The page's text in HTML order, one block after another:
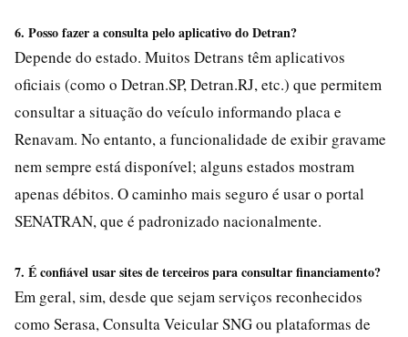
6. Posso fazer a consulta pelo aplicativo do Detran?
Depende do estado. Muitos Detrans têm aplicativos
oficiais (como o Detran.SP, Detran.RJ, etc.) que permitem
consultar a situação do veículo informando placa e
Renavam. No entanto, a funcionalidade de exibir gravame
nem sempre está disponível; alguns estados mostram
apenas débitos. O caminho mais seguro é usar o portal
SENATRAN, que é padronizado nacionalmente.
7. É confiável usar sites de terceiros para consultar financiamento?
Em geral, sim, desde que sejam serviços reconhecidos
como Serasa, Consulta Veicular SNG ou plataformas de